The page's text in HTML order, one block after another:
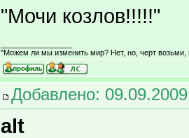
"Мочи козлов!!!!!"
"Можем ли мы изменить мир? Нет, но, черт
Добавлено:
alt